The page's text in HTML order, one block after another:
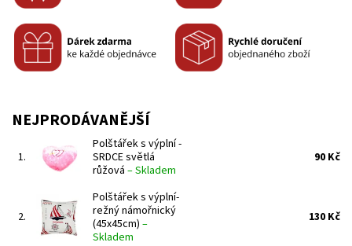
NEJPRODÁVANĚJŠÍ
1.
Polštářek s výplní -
SRDCE světlá
růžová –Skladem
90 Kč
2.
Polštářek s výplní-
režný námořnický
(45x45cm) –
Skladem
130 Kč